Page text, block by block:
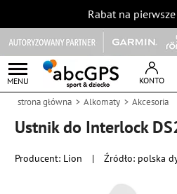
Rabat na
MENU KONTO
strona główna Alkomaty Akcesoria
Ustnik do Interlock
Producent: Lion | Źródło: polska